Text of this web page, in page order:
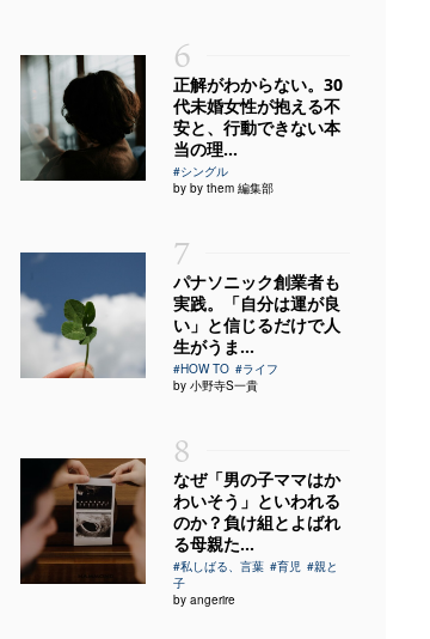
6
正解がわからない。30
代未婚女性が抱える不
安と、行動できない本
当の理...
#シングル
by by them 編集部
7
パナソニック創業者も
実践。「自分は運が良
い」と信じるだけで人
生がうま...
#HOW TO #ライフ
by 小野寺S一貴
8
なぜ「男の子ママはか
わいそう」といわれる
のか？負け組とよばれ
る母親た...
#私しばる、言葉 #育児 #親と
子
by angerire